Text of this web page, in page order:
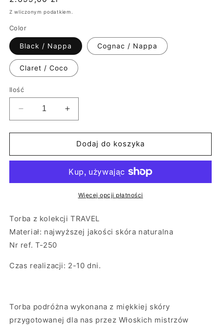
regularna
Z wliczonym podatkiem.
Color
Black / Nappa Cognac / Nappa
Claret / Coco
Ilość
Zmniejsz
ilość
dla
podróżna
Zwiększ
ilość
dla
Torba
podróżna
Dodaj do koszyka
Więcej opcji płatności
Torba z kolekcji TRAVEL
Materiał: najwyższej jakości skóra naturalna
Nr ref. T-250
Czas realizacji: 2-10 dni.
Torba podróżna wykonana z miękkiej skóry
przygotowanej dla nas przez Włoskich mistrzów